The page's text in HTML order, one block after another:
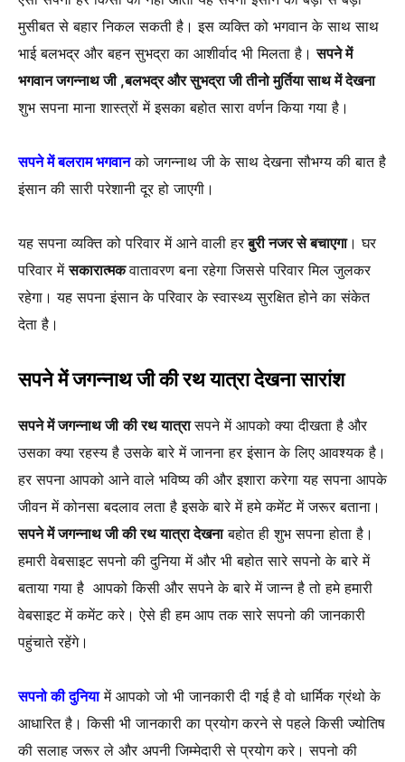
मुसीबत से बहार निकल सकती है। इस व्यक्ति को भगवान के साथ साथ
भाई बलभद्र और बहन सुभद्रा का आशीर्वाद भी मिलता है।सपने में
भगवान जगन्नाथ जी ,बलभद्र और सुभद्रा जी तीनो मुर्तिया साथ में देखना
शुभ सपना माना शास्त्रों में इसका बहोत सारा वर्णन किया गया है।
सपने में बलराम भगवानको जगन्नाथ जी के साथ देखना सौभग्य की बात है
इंसान की सारी परेशानी दूर हो जाएगी।
यह सपना व्यक्ति को परिवार में आने वाली हरबुरी नजर से बचाएगा। घर
परिवार मेंसकारात्मकवातावरण बना रहेगा जिससे परिवार मिल जुलकर
रहेगा। यह सपना इंसान के परिवार के स्वास्थ्य सुरक्षित होने का संकेत
देता है।
सपने में जगन्नाथ जी की रथ यात्रा देखनासारांश
सपने में जगन्नाथ जी की रथ यात्रासपने में आपको क्या दीखता है और
उसका क्या रहस्य है उसके बारे में जानना हर इंसान के लिए आवश्यक है।
हर सपना आपको आने वाले भविष्य की और इशारा करेगा यह सपना आपके
जीवन में कोनसा बदलाव लता है इसके बारे में हमे कमेंट में जरूर बताना।
सपने में जगन्नाथ जी की रथ यात्रा देखनाबहोत ही शुभ सपना होता है।
हमारी वेबसाइट सपनो की दुनिया में और भी बहोत सारे सपनो के बारे में
बताया गया है आपको किसी और सपने के बारे में जान्न है तो हमे हमारी
वेबसाइट में कमेंट करे। ऐसे ही हम आप तक सारे सपनो की जानकारी
पहुंचाते रहेंगे।
सपनो की दुनियामें आपको जो भी जानकारी दी गई है वो धार्मिक ग्रंथो के
आधारित है। किसी भी जानकारी का प्रयोग करने से पहले किसी ज्योतिष
की सलाह जरूर ले और अपनी जिम्मेदारी से प्रयोग करे। सपनो की